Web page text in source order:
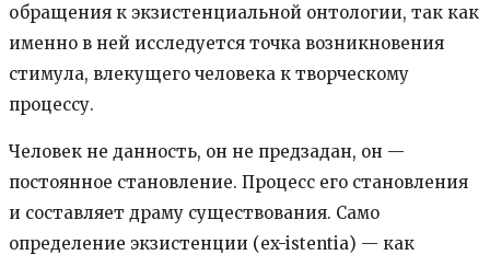
обращения к экзистенциальной онтологии, так как
именно в ней исследуется точка возникновения
стимула, влекущего человека к творческому
процессу.
Человек не данность, он не предзадан, он —
постоянное становление. Процесс его становления
и составляет драму существования. Само
определение экзистенции (ex-istentia) — как